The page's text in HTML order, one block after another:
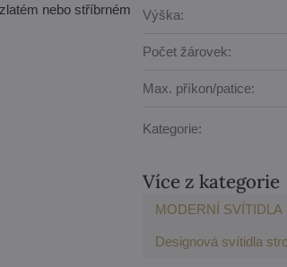
nebo stříbrném
Výška:
Počet žárovek:
Max. příkon/patice:
Kategorie:
Více z kategorie
MODERNÍ SVÍTIDLA
Designová svítidla